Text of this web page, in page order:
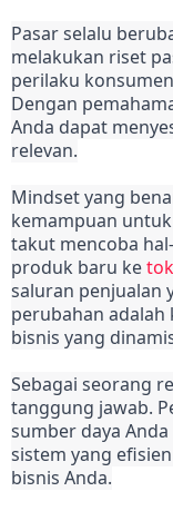
Pasar selalu
melakukan riset
perilaku
Dengan
Anda dapat
relevan.
Mindset yang
kemampuan
takut mencoba
produk baru ke
saluran penjualan
perubahan
bisnis yang
Sebagai seorang
tanggung jawab.
sumber daya
sistem yang
bisnis Anda.